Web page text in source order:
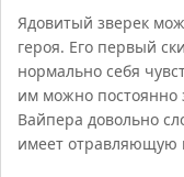
Ядовитый зверек
героя. Его первый
нормально себя
им можно постоянно
Вайпера довольно
имеет отравляющую